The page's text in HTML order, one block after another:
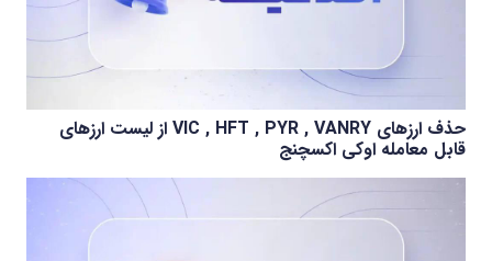
حذف ارزهای VIC , HFT , PYR , VANRY از لیست ارزهای
قابل معامله اوکی اکسچنج